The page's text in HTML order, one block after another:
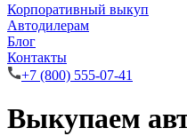
Корпоративный выкуп
Автодилерам
Блог
Контакты
+7 (800) 555-07-41
Выкупаем